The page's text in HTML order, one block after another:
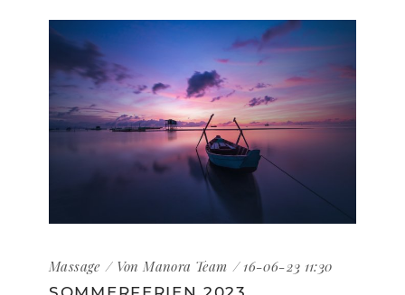
Massage Von Manora Team
16-06-23 11:30